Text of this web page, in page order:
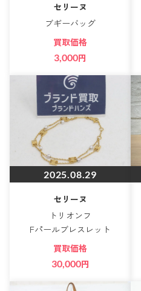
セリーヌ
ブギーバッグ
買取価格
3,000円
2025.08.29
セリーヌ
トリオンフ
Fパールブレスレット
買取価格
30,000円